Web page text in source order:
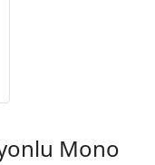
Mono